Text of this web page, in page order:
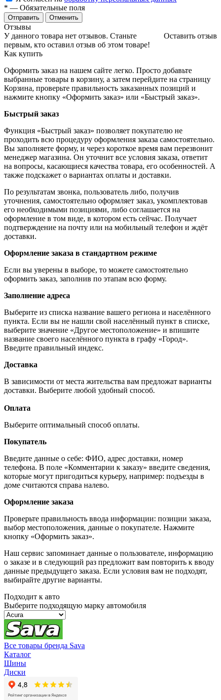
* — Обязательные поля
Отменить
Отзывы
Оставить отзыв
У данного товара нет отзывов. Станьте
первым, кто оставил отзыв об этом товаре!
Как купить
Оформить заказ на нашем сайте легко. Просто добавьте
выбранные товары в корзину, а затем перейдите на страницу
Корзина, проверьте правильность заказанных позиций и
нажмите кнопку «Оформить заказ» или «Быстрый заказ».
Быстрый заказ
Функция «Быстрый заказ» позволяет покупателю не
проходить всю процедуру оформления заказа самостоятельно.
Вы заполняете форму, и через короткое время вам перезвонит
менеджер магазина. Он уточнит все условия заказа, ответит
на вопросы, касающиеся качества товара, его особенностей. А
также подскажет о вариантах оплаты и доставки.
По результатам звонка, пользователь либо, получив
уточнения, самостоятельно оформляет заказ, укомплектовав
его необходимыми позициями, либо соглашается на
оформление в том виде, в котором есть сейчас. Получает
подтверждение на почту или на мобильный телефон и ждёт
доставки.
Оформление заказа в стандартном режиме
Если вы уверены в выборе, то можете самостоятельно
оформить заказ, заполнив по этапам всю форму.
Заполнение адреса
Выберите из списка название вашего региона и населённого
пункта. Если вы не нашли свой населённый пункт в списке,
выберите значение «Другое местоположение» и впишите
название своего населённого пункта в графу «Город».
Введите правильный индекс.
Доставка
В зависимости от места жительства вам предложат варианты
доставки. Выберите любой удобный способ.
Оплата
Выберите оптимальный способ оплаты.
Покупатель
Введите данные о себе: ФИО, адрес доставки, номер
телефона. В поле «Комментарии к заказу» введите сведения,
которые могут пригодиться курьеру, например: подъезды в
доме считаются справа налево.
Оформление заказа
Проверьте правильность ввода информации: позиции заказа,
выбор местоположения, данные о покупателе. Нажмите
кнопку «Оформить заказ».
Наш сервис запоминает данные о пользователе, информацию
о заказе и в следующий раз предложит вам повторить к вводу
данные предыдущего заказа. Если условия вам не подходят,
выбирайте другие варианты.
Подходит к авто
Выберите подходящую марку автомобиля
Все товары бренда Sava
Каталог
Шины
Диски